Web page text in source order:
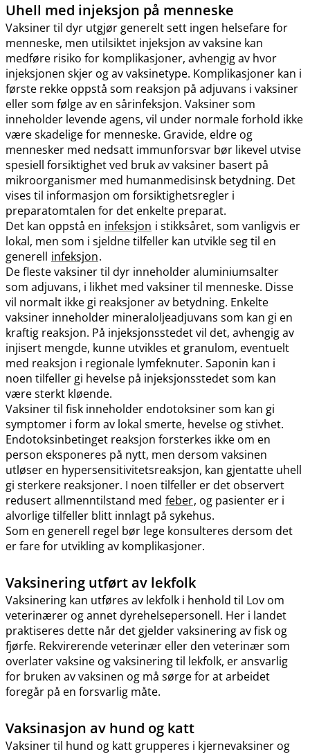
Uhell med injeksjon på menneske
Vaksiner til dyr utgjør generelt sett ingen helsefare for
menneske, men utilsiktet injeksjon av vaksine kan
medføre risiko for komplikasjoner, avhengig av hvor
injeksjonen skjer og av vaksinetype. Komplikasjoner kan i
første rekke oppstå som reaksjon på adjuvans i vaksiner
eller som følge av en sårinfeksjon. Vaksiner som
inneholder levende agens, vil under normale forhold ikke
være skadelige for menneske. Gravide, eldre og
mennesker med nedsatt immunforsvar bør likevel utvise
spesiell forsiktighet ved bruk av vaksiner basert på
mikroorganismer med humanmedisinsk betydning. Det
vises til informasjon om forsiktighetsregler i
preparatomtalen for det enkelte preparat.
Det kan oppstå en infeksjon i stikksåret, som vanligvis er
lokal, men som i sjeldne tilfeller kan utvikle seg til en
generell infeksjon.
De fleste vaksiner til dyr inneholder aluminiumsalter
som adjuvans, i likhet med vaksiner til menneske. Disse
vil normalt ikke gi reaksjoner av betydning. Enkelte
vaksiner inneholder mineraloljeadjuvans som kan gi en
kraftig reaksjon. På injeksjonsstedet vil det, avhengig av
injisert mengde, kunne utvikles et granulom, eventuelt
med reaksjon i regionale lymfeknuter. Saponin kan i
noen tilfeller gi hevelse på injeksjonsstedet som kan
være sterkt kløende.
Vaksiner til fisk inneholder endotoksiner som kan gi
symptomer i form av lokal smerte, hevelse og stivhet.
Endotoksinbetinget reaksjon forsterkes ikke om en
person eksponeres på nytt, men dersom vaksinen
utløser en hypersensitivitetsreaksjon, kan gjentatte uhell
gi sterkere reaksjoner. I noen tilfeller er det observert
redusert allmenntilstand med feber, og pasienter er i
alvorlige tilfeller blitt innlagt på sykehus.
Som en generell regel bør lege konsulteres dersom det
er fare for utvikling av komplikasjoner.
Vaksinering utført av lekfolk
Vaksinering kan utføres av lekfolk i henhold til Lov om
veterinærer og annet dyrehelsepersonell. Her i landet
praktiseres dette når det gjelder vaksinering av fisk og
fjørfe. Rekvirerende veterinær eller den veterinær som
overlater vaksine og vaksinering til lekfolk, er ansvarlig
for bruken av vaksinen og må sørge for at arbeidet
foregår på en forsvarlig måte.
Vaksinasjon av hund og katt
Vaksiner til hund og katt grupperes i kjernevaksiner og